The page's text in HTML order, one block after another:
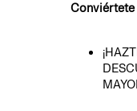
Conviértete